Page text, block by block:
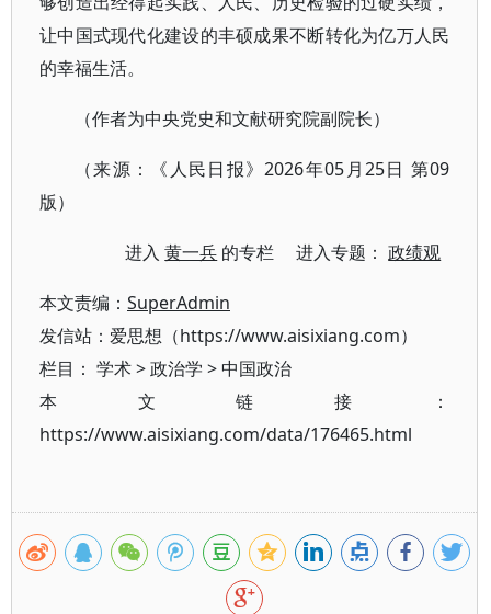
让中国式现代化建设的丰硕成果不断转化为亿万人民
的幸福生活。
（作者为中央党史和文献研究院副院长）
（来源：《人民日报》2026年05月25日 第09
版）
进入黄一兵 的专栏 进入专题：政绩观
本文责编： SuperAdmin
发信站：爱思想（https://www.aisixiang.com）
栏目： 学术>政治学 >中国政治
本文链接：
https://www.aisixiang.com/data/176465.html